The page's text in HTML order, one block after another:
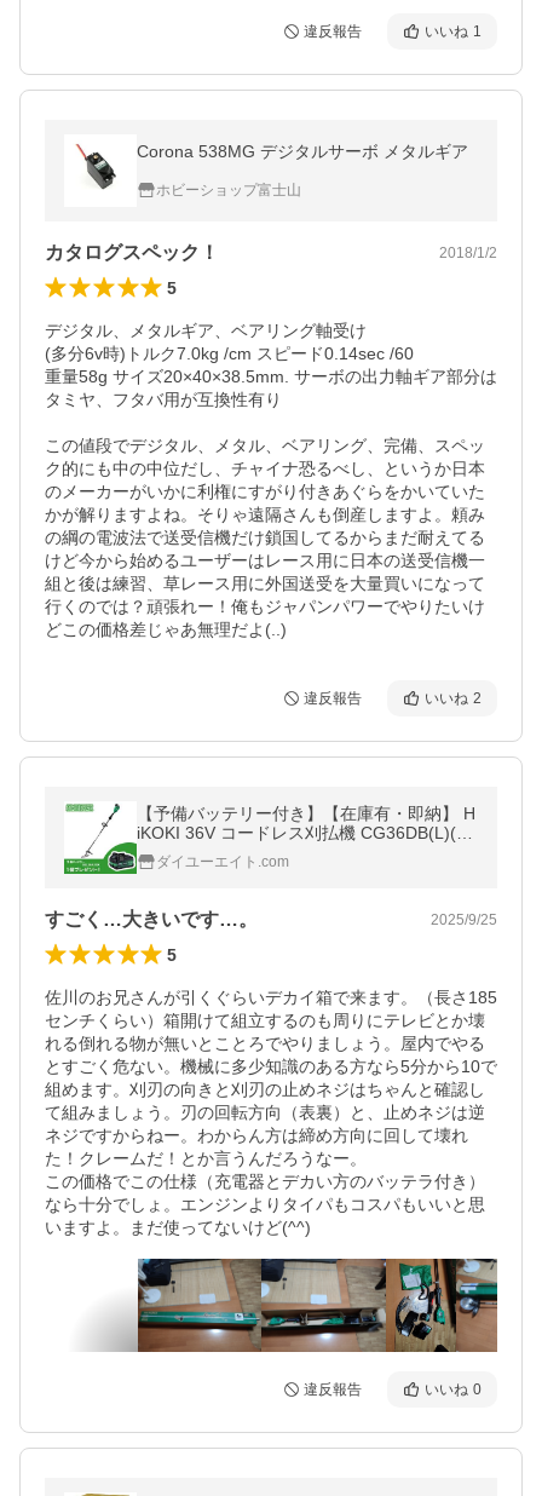
違反報告 いいね 1
Corona 538MG デジタルサーボ メタルギア
ホビーショップ富士山
カタログスペック！ 2018/1/2
5
デジタル、メタルギア、ベアリング軸受け
(多分6v時)トルク7.0kg /cm スピード0.14sec /60
重量58g サイズ20×40×38.5mm. サーボの出力軸ギア部分は
タミヤ、フタバ用が互換性有り
この値段でデジタル、メタル、ベアリング、完備、スペッ
ク的にも中の中位だし、チャイナ恐るべし、というか日本
のメーカーがいかに利権にすがり付きあぐらをかいていた
かが解りますよね。そりゃ遠隔さんも倒産しますよ。頼み
の綱の電波法で送受信機だけ鎖国してるからまだ耐えてる
けど今から始めるユーザーはレース用に日本の送受信機一
組と後は練習、草レース用に外国送受を大量買いになって
行くのでは？頑張れー！俺もジャパンパワーでやりたいけ
どこの価格差じゃあ無理だよ(..)
違反報告 いいね 2
【予備バッテリー付き】【在庫有・即納】 H
iKOKI 36V コードレス刈払機 CG36DB(L)(W
PZ) ループハンドル マルチボルト バッテリ
ー・充電器付 バッテリー2個
ダイユーエイト.com
すごく…大きいです…。 2025/9/25
5
佐川のお兄さんが引くぐらいデカイ箱で来ます。（長さ185
センチくらい）箱開けて組立するのも周りにテレビとか壊
れる倒れる物が無いとことろでやりましょう。屋内でやる
とすごく危ない。機械に多少知識のある方なら5分から10で
組めます。刈刃の向きと刈刃の止めネジはちゃんと確認し
て組みましょう。刃の回転方向（表裏）と、止めネジは逆
ネジですからねー。わからん方は締め方向に回して壊れ
た！クレームだ！とか言うんだろうなー。
この価格でこの仕様（充電器とデカい方のバッテラ付き）
なら十分でしょ。エンジンよりタイパもコスパもいいと思
いますよ。まだ使ってないけど(^^)
違反報告 いいね 0